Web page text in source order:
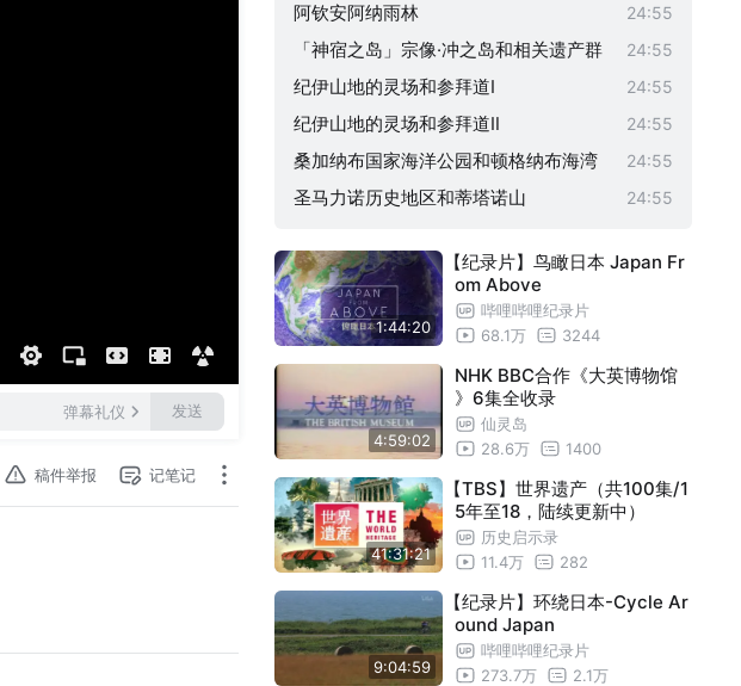
弹幕礼仪 发送
稿件举报 记笔记
阿钦安阿纳雨林 24:55
「神宿之岛」宗像·冲之岛和相关遗产群 24:55
纪伊山地的灵场和参拜道Ⅰ 24:55
纪伊山地的灵场和参拜道Ⅱ 24:55
桑加纳布国家海洋公园和顿格纳布海湾 24:55
圣马力诺历史地区和蒂塔诺山 24:55
马泰拉石窟民居和石头教堂花园 24:55
伊丽莎白皇后与两座首都
泰国的世界遗产
萨兰莱班和阿尔克-塞南的盐场 24:55
香槟地区的山丘 酒庄和储藏窖
新春特别篇 澳大利亚大陆
新春特别篇 澳大利亚大陆 24:55
加德满都谷地
新加坡植物园
加拉霍奈国家公园 24:55
顺化的建筑群
1:44:20
【纪录片】鸟瞰日本 Japan Fr
om Above
哔哩哔哩纪录片
68.1万
3244
4:59:02
NHK BBC合作《大英博物馆
》6集全收录
仙灵岛
28.6万
1400
41:31:21
【TBS】世界遗产（共100集/1
5年至18，陆续更新中）
历史启示录
11.4万
282
9:04:59
【纪录片】环绕日本-Cycle Ar
ound Japan
哔哩哔哩纪录片
273.7万
2.1万